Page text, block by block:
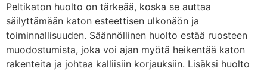
Peltikaton huolto on tärkeää, koska se auttaa
säilyttämään katon esteettisen ulkonäön ja
toiminnallisuuden. Säännöllinen huolto estää ruosteen
muodostumista, joka voi ajan myötä heikentää katon
rakenteita ja johtaa kalliisiin korjauksiin. Lisäksi huolto